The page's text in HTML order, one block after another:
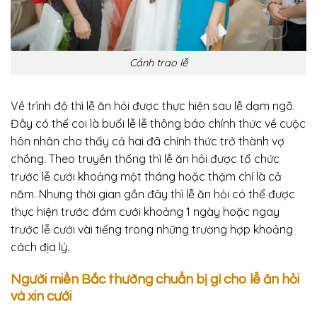
Cảnh trao lễ
Về trình độ thì lễ ăn hỏi được thực hiện sau lễ dạm ngõ.
Đây có thể coi là buổi lễ lễ thông báo chính thức về cuộc
hôn nhân cho thấy cả hai đã chính thức trở thành vợ
chồng. Theo truyền thống thì lễ ăn hỏi được tổ chức
trước lễ cưới khoảng một tháng hoặc thậm chí là cả
năm. Nhưng thời gian gần đây thì lễ ăn hỏi có thể được
thực hiện trước đám cưới khoảng 1 ngày hoặc ngay
trước lễ cưới vài tiếng trong những trường hợp khoảng
cách địa lý.
Người miền Bắc thường chuẩn bị gì cho lễ ăn hỏi
và xin cưới